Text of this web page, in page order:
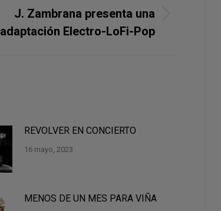
J. Zambrana presenta una
adaptación Electro-LoFi-Pop
REVOLVER EN CONCIERTO
16 mayo, 2023
MENOS DE UN MES PARA VIÑA